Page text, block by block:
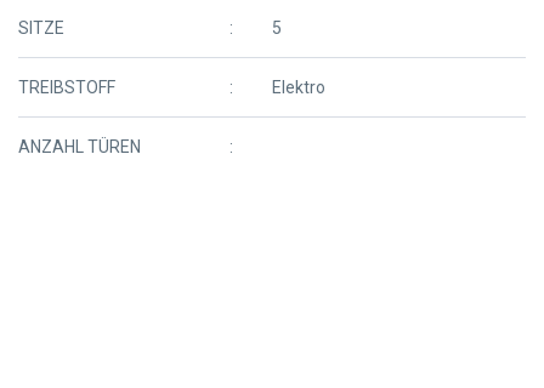
SITZE 5
TREIBSTOFF Elektro
ANZAHL TÜREN